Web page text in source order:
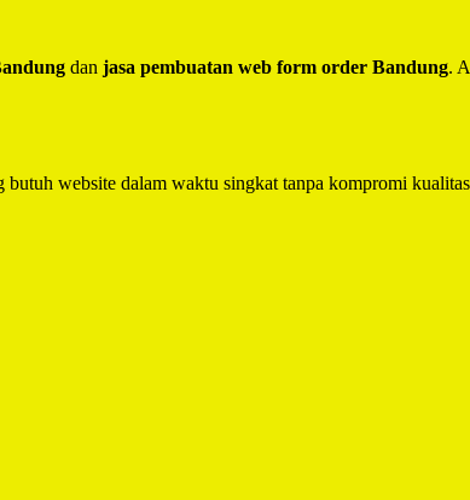
dan jasa pembuatan web form order Bandung.
website dalam waktu singkat tanpa kompromi